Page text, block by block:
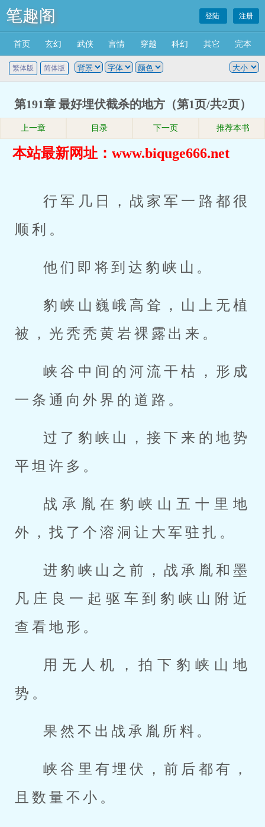
笔趣阁 登陆 注册
首页 玄幻 武侠 言情 穿越 科幻 其它 完本
繁体版 简体版
第191章 最好埋伏截杀的地方（第1页/共2页）
上一章 目录 下一页 推荐本书
本站最新网址：www.biquge666.net
行军几日，战家军一路都很
顺利。
他们即将到达豹峡山。
豹峡山巍峨高耸，山上无植
被，光秃秃黄岩裸露出来。
峡谷中间的河流干枯，形成
一条通向外界的道路。
过了豹峡山，接下来的地势
平坦许多。
战承胤在豹峡山五十里地
外，找了个溶洞让大军驻扎。
进豹峡山之前，战承胤和墨
凡庄良一起驱车到豹峡山附近
查看地形。
用无人机，拍下豹峡山地
势。
果然不出战承胤所料。
峡谷里有埋伏，前后都有，
且数量不小。